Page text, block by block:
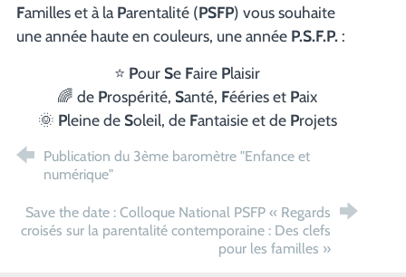
Familles et à la Parentalité (PSFP) vous souhaite
une année haute en couleurs, une année P.S.F.P. :
⭐ Pour Se Faire Plaisir
🌈 de Prospérité, Santé, Fééries et Paix
🌞 Pleine de Soleil, de Fantaisie et de Projets
Publication du 3ème baromètre "Enfance et
numérique"
Save the date : Colloque National PSFP « Regards
croisés sur la parentalité contemporaine : Des clefs
pour les familles »